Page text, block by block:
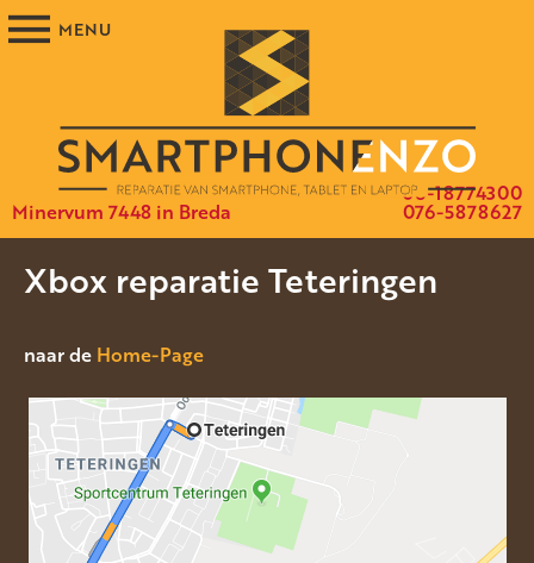
Minervum 7448 in Breda 076-5878627
06-18774300
Xbox reparatie Teteringen
naar de Home-Page